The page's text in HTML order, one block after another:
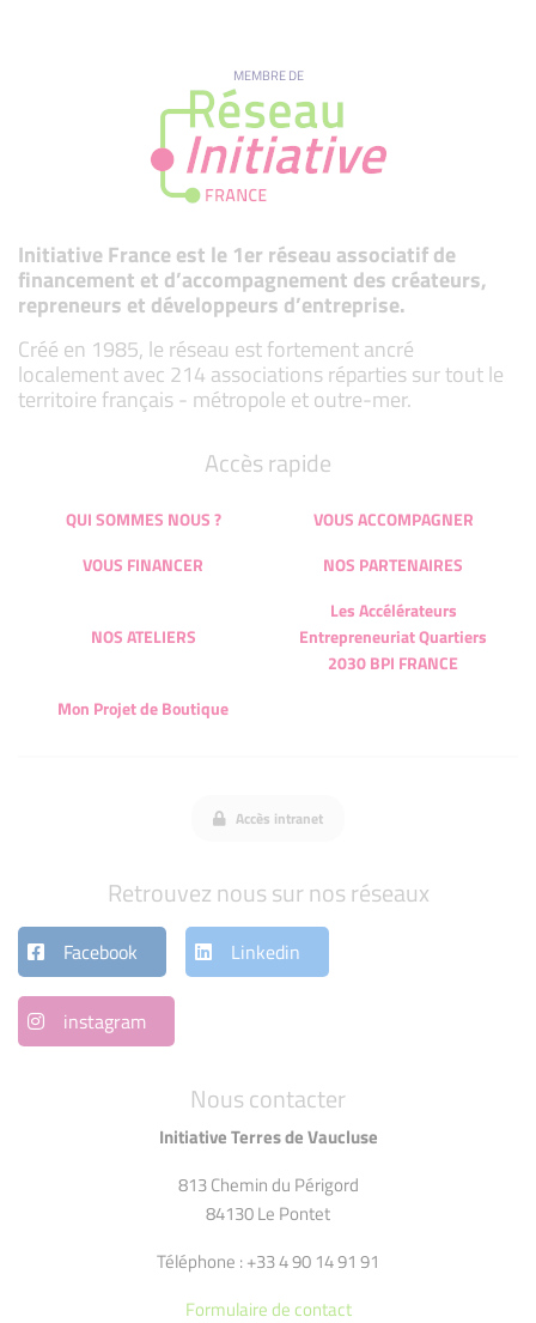
MEMBRE DE
Initiative France est le 1er réseau associatif de
financement et d’accompagnement des créateurs,
repreneurs et développeurs d’entreprise.
Créé en 1985, le réseau est fortement ancré
localement avec 214 associations réparties sur tout le
territoire français - métropole et outre-mer.
Nous contacter
Initiative Terres de Vaucluse
813 Chemin du Périgord
84130 Le Pontet
Téléphone : +33 4 90 14 91 91
Formulaire de contact
Accès rapide
QUI SOMMES NOUS ?
VOUS ACCOMPAGNER
VOUS FINANCER
NOS PARTENAIRES
NOS ATELIERS
Les Accélérateurs
Entrepreneuriat Quartiers
2030 BPI FRANCE
Mon Projet de Boutique
Accès intranet
Retrouvez nous sur nos réseaux
Facebook Linkedin
instagram